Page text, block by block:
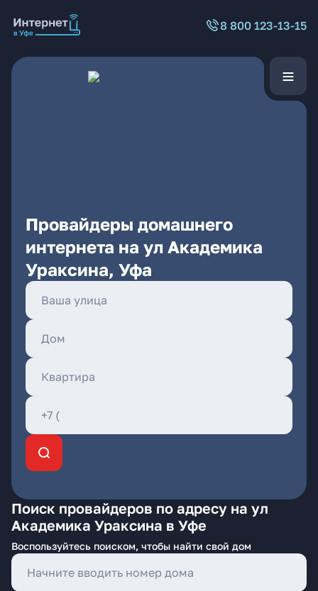
8 800 123-13-15
Провайдеры домашнего
интернета на ул Академика
Ураксина, Уфа
Поиск провайдеров по адресу на ул
Академика Ураксина в Уфе
Воспользуйтесь поиском, чтобы найти свой дом